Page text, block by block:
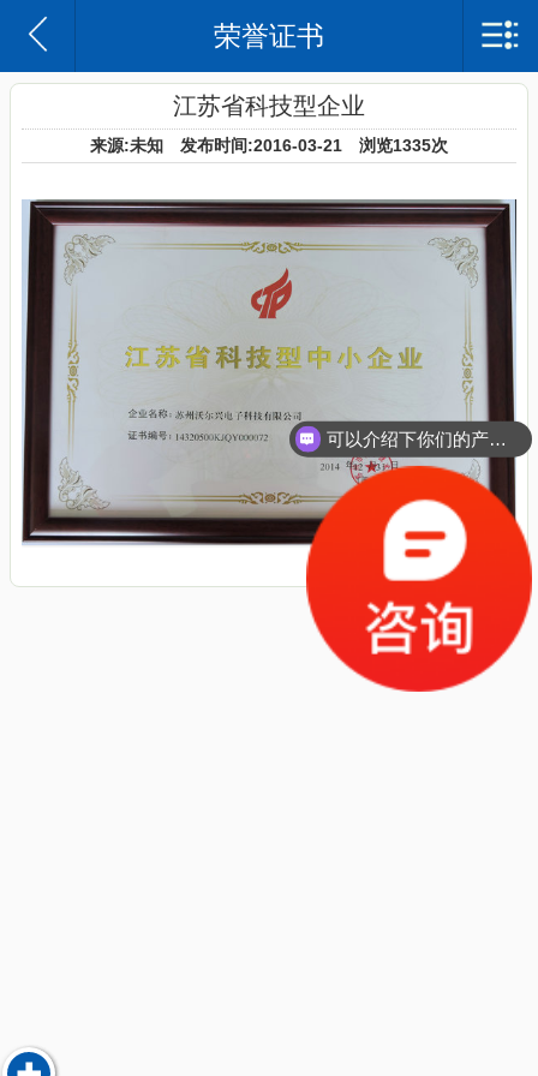
苏州沃尔兴电子科技有限公司
网站首页
沃尔兴简介
企业日记
产品中心
联系我们
荣誉证书
江苏省科技型企业
来源:未知 发布时间:2016-03-21 浏览1335次
可以介绍下你们的产品么？